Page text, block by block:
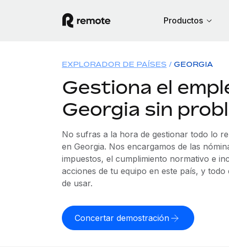
Productos
EXPLORADOR DE PAÍSES GEORGIA
Gestiona el
Georgia sin
No sufras a la hora de gestionar todo lo
en Georgia. Nos encargamos de las
impuestos, el cumplimiento normativo e
acciones de tu equipo en este país, y
de usar.
Concertar demostración